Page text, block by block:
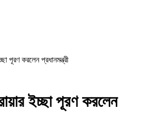
পূরণ করলেন প্রধানমন্ত্রী
ইচ্ছা পূরণ করলেন